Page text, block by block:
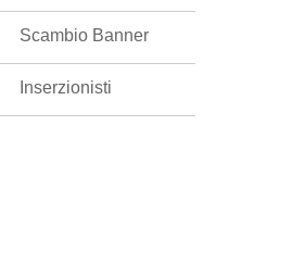
Scambio Banner
Inserzionisti